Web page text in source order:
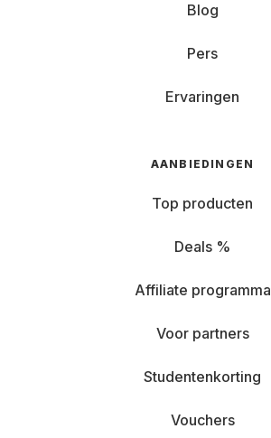
Blog
Pers
Ervaringen
AANBIEDINGEN
Top producten
Deals %
Affiliate programma
Voor partners
Studentenkorting
Vouchers